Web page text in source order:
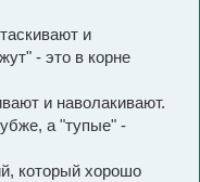
и
- это в корне
и наволакивают.
а "тупые" -
который хорошо